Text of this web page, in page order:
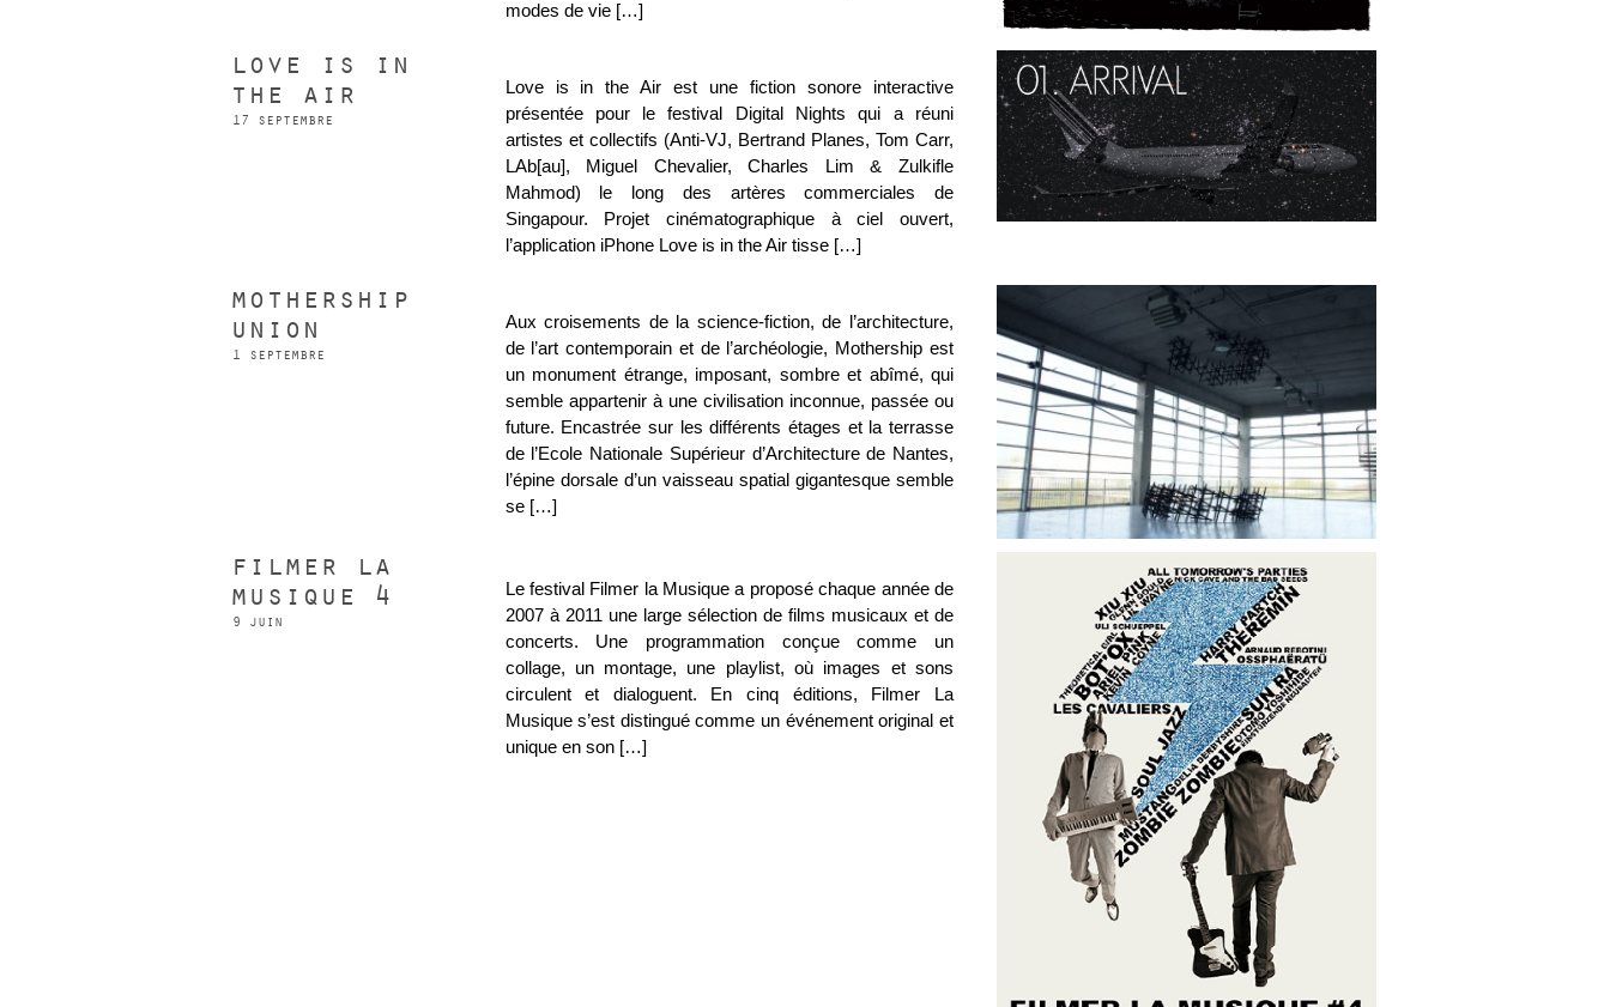
modes de vie […]
love is in
the air
17 septembre
Love is in the Air est une fiction sonore interactive
présentée pour le festival Digital Nights qui a réuni
artistes et collectifs (Anti-VJ, Bertrand Planes, Tom Carr,
LAb[au], Miguel Chevalier, Charles Lim & Zulkifle
Mahmod) le long des artères commerciales de
Singapour. Projet cinématographique à ciel ouvert,
l’application iPhone Love is in the Air tisse […]
mothership
union
1 septembre
Aux croisements de la science-fiction, de l’architecture,
de l’art contemporain et de l’archéologie, Mothership est
un monument étrange, imposant, sombre et abîmé, qui
semble appartenir à une civilisation inconnue, passée ou
future. Encastrée sur les différents étages et la terrasse
de l’Ecole Nationale Supérieur d’Architecture de Nantes,
l’épine dorsale d’un vaisseau spatial gigantesque semble
se […]
filmer la
musique 4
9 juin
Le festival Filmer la Musique a proposé chaque année de
2007 à 2011 une large sélection de films musicaux et de
concerts. Une programmation conçue comme un
collage, un montage, une playlist, où images et sons
circulent et dialoguent. En cinq éditions, Filmer La
Musique s’est distingué comme un événement original et
unique en son […]